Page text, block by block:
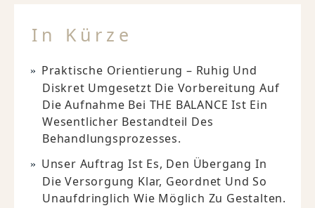
In Kürze
Praktische Orientierung – Ruhig Und
Diskret Umgesetzt Die Vorbereitung Auf
Die Aufnahme Bei THE BALANCE Ist Ein
Wesentlicher Bestandteil Des
Behandlungsprozesses.
Unser Auftrag Ist Es, Den Übergang In
Die Versorgung Klar, Geordnet Und So
Unaufdringlich Wie Möglich Zu Gestalten.